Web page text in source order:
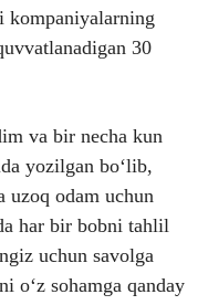
kompaniyalarning
30
va bir necha kun
yozilgan bo‘lib,
uzoq odam uchun
har bir bobni tahlil
uchun savolga
o‘z sohamga qanday